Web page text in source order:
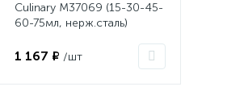
Culinary M37069 (15-30-45-
60-75мл, нерж.сталь)
1 167 ₽ /шт